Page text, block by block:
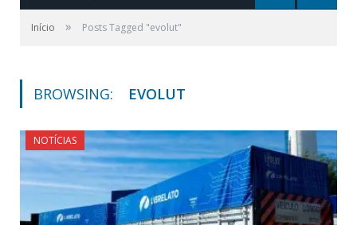
Início » Posts Tagged "evolut"
BROWSING: EVOLUT
NOTÍCIAS